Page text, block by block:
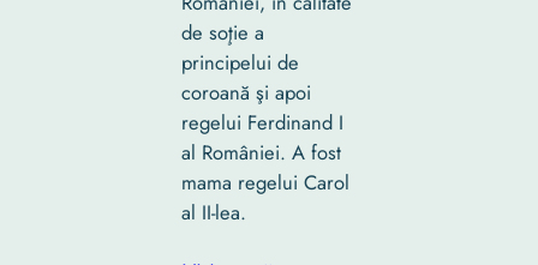
de soţie a
principelui de
coroană şi apoi
regelui Ferdinand I
al României. A fost
mama regelui Carol
al II-lea.